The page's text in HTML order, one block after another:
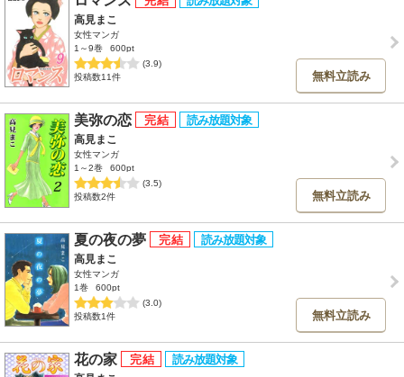
高見まこ
女性マンガ
1～9巻
600pt
(3.9)
投稿数11件
無料立読み
美弥の恋
高見まこ
女性マンガ
1～2巻
600pt
(3.5)
投稿数2件
無料立読み
夏の夜の夢
高見まこ
女性マンガ
1巻
600pt
(3.0)
投稿数1件
無料立読み
花の家